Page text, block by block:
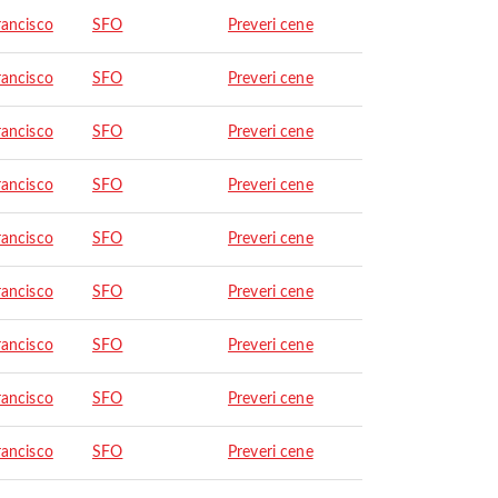
SFO Preveri cene
SFO Preveri cene
SFO Preveri cene
SFO Preveri cene
SFO Preveri cene
SFO Preveri cene
SFO Preveri cene
SFO Preveri cene
SFO Preveri cene